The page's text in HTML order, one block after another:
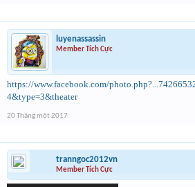
luyenassassin
Member Tích Cực
https://www.facebook.com/
4&type=3&theater
20 Tháng một 2017
tranngoc2012vn
Member Tích Cực